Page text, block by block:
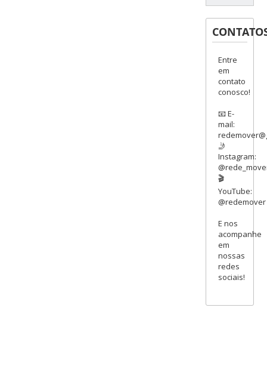
Entre
em
contato
conosco!
📧 E-
mail:
🤳
Instagram:
🎬
YouTube:
@redemover
E nos
acompanhe
em
nossas
redes
sociais!